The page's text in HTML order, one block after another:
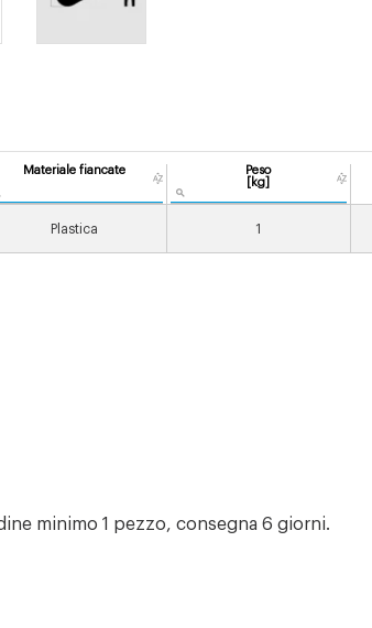
Materiale fiancate
Peso
[kg]
Plastica 1
minimo 1 pezzo, consegna 6 giorni.